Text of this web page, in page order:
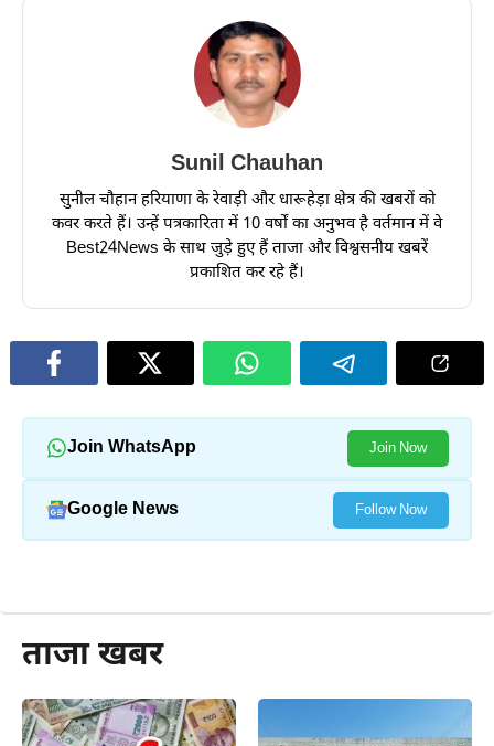
Sunil Chauhan
सुनील चौहान हरियाणा के रेवाड़ी और धारूहेड़ा क्षेत्र की खबरों को
कवर करते हैं। उन्हें पत्रकारिता में 10 वर्षों का अनुभव है वर्तमान में वे
Best24News के साथ जुड़े हुए हैं ताजा और विश्वसनीय खबरें
प्रकाशित कर रहे हैं।
Join WhatsApp Join Now
Google News Follow Now
ताजा खबर